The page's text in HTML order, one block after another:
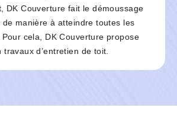
DK Couverture fait le démoussage
de manière à atteindre toutes les
cela, DK Couverture propose
d’entretien de toit.